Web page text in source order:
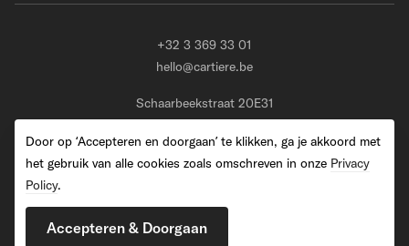
+32 3 369 33 01
hello@cartiere.be
Schaarbeekstraat 20E31
BE-9120 Melsele (Beveren)
2026 Cartiere. All Rights Reserved
Door op ‘Accepteren en doorgaan’ te klikken, ga je akkoord met
het gebruik van alle cookies zoals omschreven in onze Privacy
Policy.
Accepteren & Doorgaan